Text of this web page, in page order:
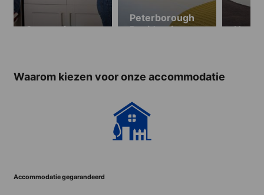
Gastgezin
Peterborough
Residentie
Hotel
Waarom kiezen voor onze accommodatie
Accommodatie gegarandeerd